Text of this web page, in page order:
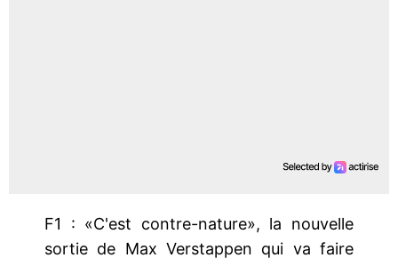
F1 : «C'est contre-nature», la nouvelle
sortie de Max Verstappen qui va faire